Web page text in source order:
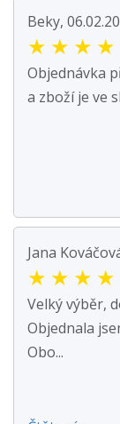
Beky,
★ ★ ★ ★
Objednávka
a zboží je ve
Jana
★ ★ ★ ★
Velký výběr,
Objednala
Obo...